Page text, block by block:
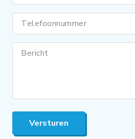
Telefoonnummer
Bericht
Versturen